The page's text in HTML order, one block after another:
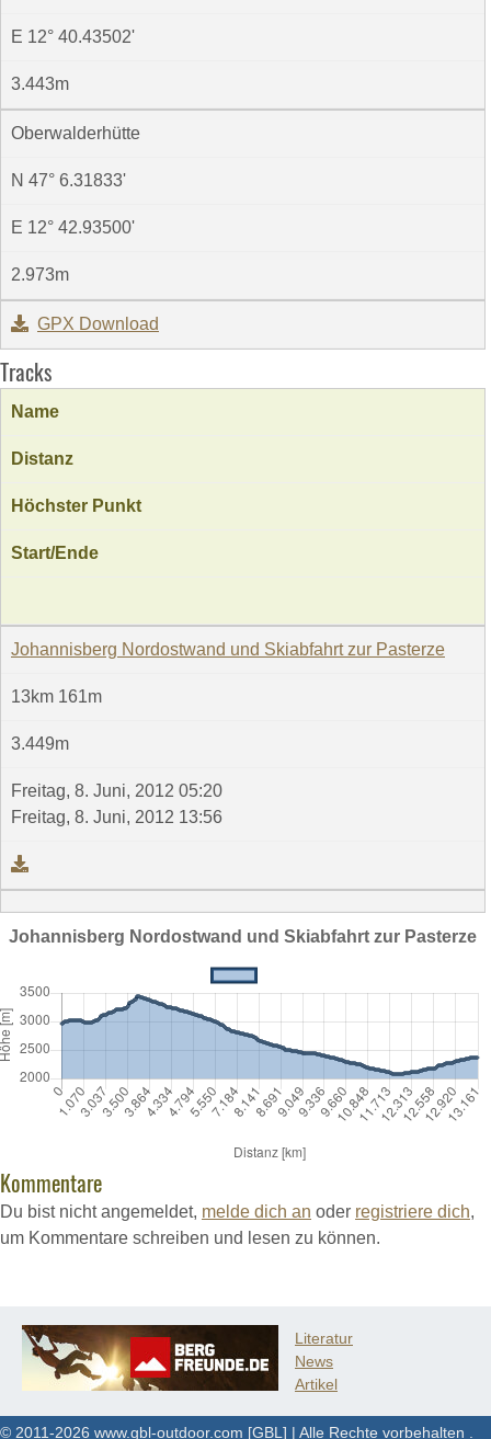
E 12° 40.43502'
3.443m
Oberwalderhütte
N 47° 6.31833'
E 12° 42.93500'
2.973m
GPX Download
Tracks
Name
Distanz
Höchster Punkt
Start/Ende
Johannisberg Nordostwand und Skiabfahrt zur Pasterze
13km 161m
3.449m
Freitag, 8. Juni, 2012 05:20
Freitag, 8. Juni, 2012 13:56
Kommentare
Du bist nicht angemeldet, melde dich an oder registriere dich,
um Kommentare schreiben und lesen zu können.
Literatur
News
Artikel
© 2011-2026 www.gbl-outdoor.com [GBL] | Alle Rechte vorbehalten .